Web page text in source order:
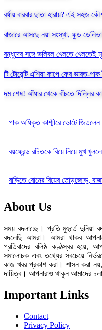
বর্ষায় বারবার ছাতা হারায়? এই সহজ
বাজারে আসছে নয়া সংস্থা, ফুড
বন্ধুদের সঙ্গে ভলিবল খেলতে
টি টোয়েন্টি এশিয়া কাপে ফের ভারত-
দম শেষ! আঁধার থেকে বাঁচতে দিল্লির
পাক অধিকৃত কাশ্মীরে ভোটে জিতলেন
বয়ফ্রেন্ড রচিতকে বিয়ে নিয়ে মুখ
বাড়িতে বোনের বিয়ের তোড়জোড়,
About Us
সময় বদলাচ্ছে। প্রতি মুহুর্তে দুনিয়া
বদলেছি আমরা। আমরা থাকব
প্রতিবাদের বলিষ্ঠ কণ্ঠস্বর হয়ে,
সমালোচক এবং তথ্যের সবচেয়ে
কাজ খবর প্রকাশ করা। শাসন করা
দায়িত্ব। আপনারাও থাকুন আমাদের
Important Links
Contact
Privacy Policy